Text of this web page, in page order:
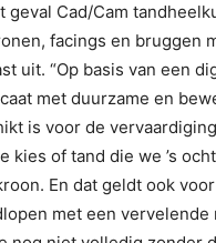
geval Cad/Cam
facings en bruggen
uit. “Op basis van een
met duurzame en
is voor de
kies of tand die we ’s
En dat geldt ook
met een